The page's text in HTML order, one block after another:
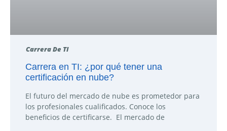
Carrera De TI
Carrera en TI: ¿por qué tener una
certificación en nube?
El futuro del mercado de nube es prometedor para
los profesionales cualificados. Conoce los
beneficios de certificarse. El mercado de